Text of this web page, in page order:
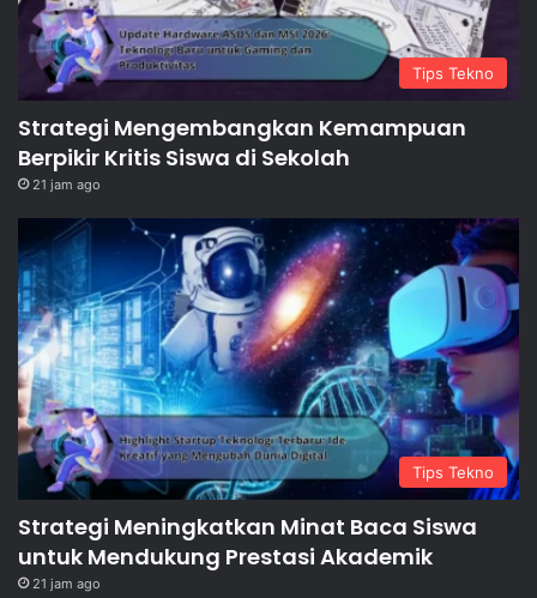
Tips Tekno
Strategi Mengembangkan Kemampuan
Berpikir Kritis Siswa di Sekolah
21 jam ago
Tips Tekno
Strategi Meningkatkan Minat Baca Siswa
untuk Mendukung Prestasi Akademik
21 jam ago